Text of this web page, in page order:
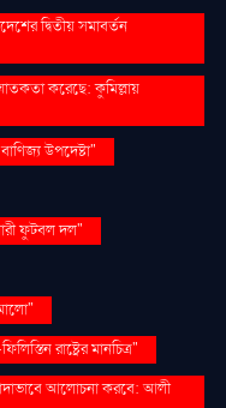
দ্বিতীয় সমাবর্তন
করেছে: কুমিল্লায়
উপদেষ্টা"
ফুটবল দল"
রাষ্ট্রের মানচিত্র"
আলোচনা করবে: আলী